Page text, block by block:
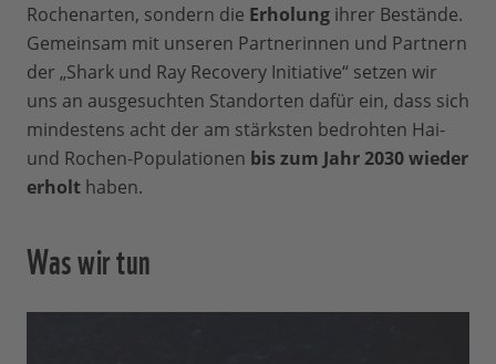
Rochenarten, sondern die Erholung ihrer Bestände.
Gemeinsam mit unseren Partnerinnen und Partnern
der „Shark und Ray Recovery Initiative“ setzen wir
uns an ausgesuchten Standorten dafür ein, dass sich
mindestens acht der am stärksten bedrohten Hai-
und Rochen-Populationen bis zum Jahr 2030 wieder
erholt haben.
Was wir tun